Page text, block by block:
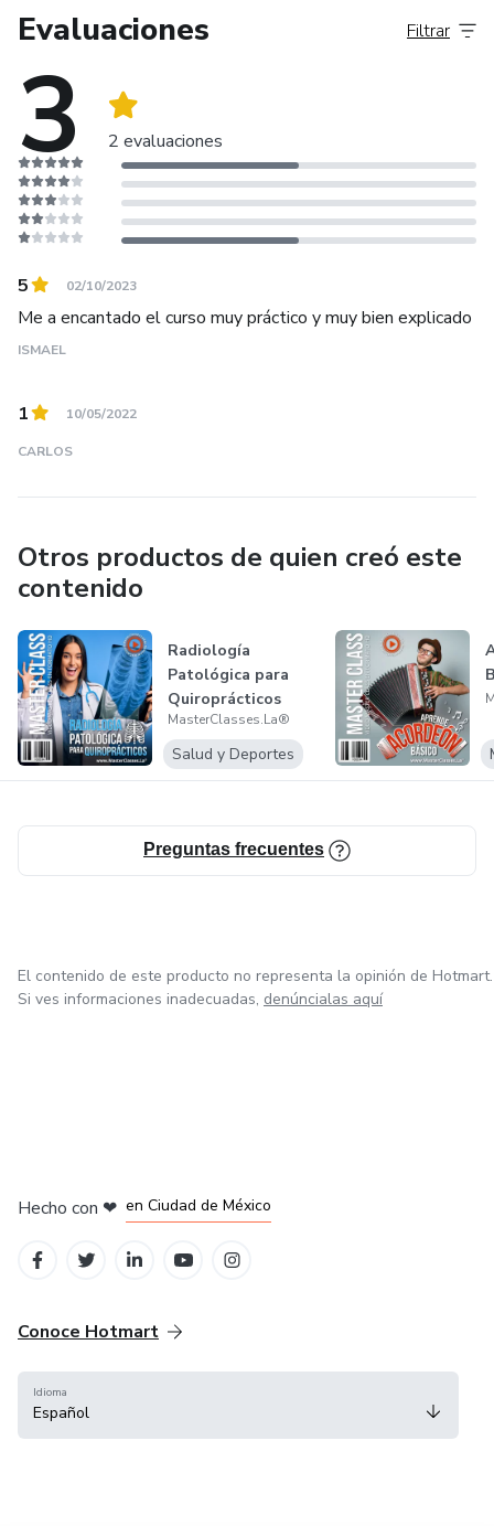
Evaluaciones
3 2 evaluaciones
Filtrar
5 02/10/2023
Me a encantado el curso muy práctico y muy bien explicado
ISMAEL
1 10/05/2022
CARLOS
Otros productos de quien creó este
contenido
Radiología
Patológica para
Quiroprácticos
MasterClasses.La®
Salud y Deportes
Preguntas frecuentes
El contenido de este producto no representa la opinión de Hotmart.
Si ves informaciones inadecuadas, denúncialas aquí
Hecho con ❤ en Ciudad de México
Conoce Hotmart
Idioma
Español